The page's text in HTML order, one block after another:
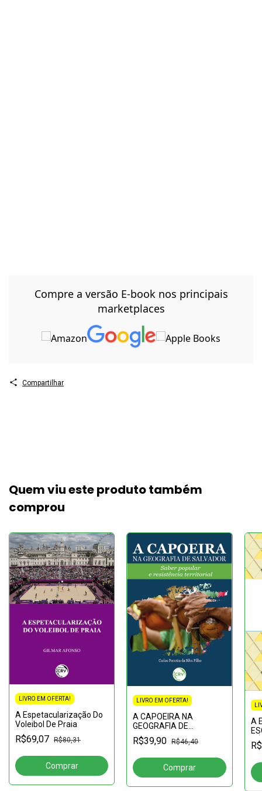
Compre a versão E-book nos principais
marketplaces
Compartilhar
Quem viu este produto também
comprou
LIVRO EM OFERTA!
A Espetacularização Do
Voleibol De Praia
R$69,07 R$80,31
LIVRO EM OFERTA!
A CAPOEIRA NA
GEOGRAFIA DE
SALVADOR: Saber
popular e resistência
R$39,90 R$46,40
A